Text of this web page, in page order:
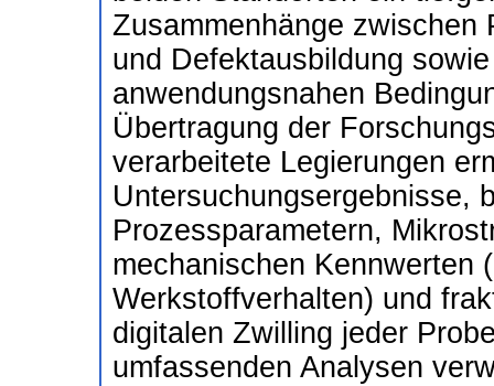
Zusammenhänge zwischen
und Defektausbildung
anwendungsnahen
Übertragung der
verarbeitete Legierungen
Untersuchungsergebnisse,
Prozessparametern,
mechanischen Kennwerten
Werkstoffverhalten) und
digitalen Zwilling jeder
umfassenden Analysen